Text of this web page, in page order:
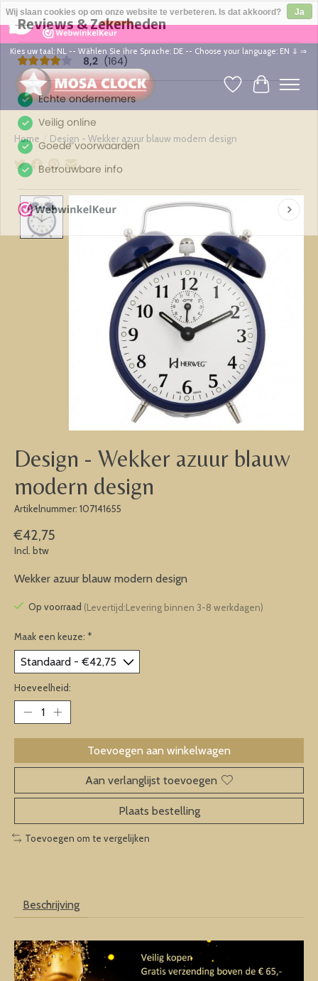
8,2
164 Reviews ×
Kies uw taal: NL -- Wählen Sie ihre Sprache: DE -- Choose your language: EN ⇓ ⇒
Verlanglijst
Home Design - Wekker azuur blauw modern design
Product image slideshow Items
Design - Wekker azuur blauw
modern design
Artikelnummer: 107141655
€42,75
Incl. btw
Wekker azuur blauw modern design
Op voorraad (Levertijd:Levering binnen 3-8 werkdagen)
Maak een keuze: *
Hoeveelheid:
Toevoegen aan winkelwagen
Aan verlanglijst toevoegen
Plaats bestelling
Toevoegen om te vergelijken
Beschrijving
Wij slaan cookies op om onze website te verbeteren. Is dat akkoord?
Ja
Nee
Meer over cookies »